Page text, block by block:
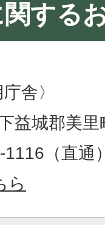
する
舎〉
益城郡美
1116（直通
ら